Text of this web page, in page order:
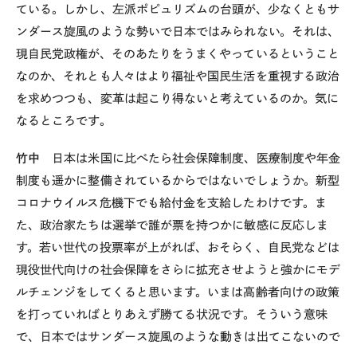
ている。しかし、左派ポピュリズムの台頭が、少なくともサ
ンダース旋風のような勢いで日本ではみられない。それは、
現自民党政権が、そのあたりをうまくやっているということ
なのか、それとも人々はより福祉や国民生活を重視する政治
を求めつつも、変革は起こり得ないと考えているのか。気に
なるところです。
竹中 日本は米国に比べたら社会保障制度、医療制度や年金
制度も遥かに整備されているからではないでしょうか。新型
コロナウイルス危機下でも給付金を支給したわけです。ま
た、政治家たちは選挙で誰が票を持つかに敏感に反応しま
す。若い世代の投票率が上がれば、おそらく、自民党などは
現役世代向けの社会保障をさらに拡充させようと強かにモデ
ルチェンジをしてくると思います。いまは高齢者向けの政策
を打っていればとりあえず勝てる状況です。そういう意味
で、日本ではサンダース旋風のような動きは出てこないので